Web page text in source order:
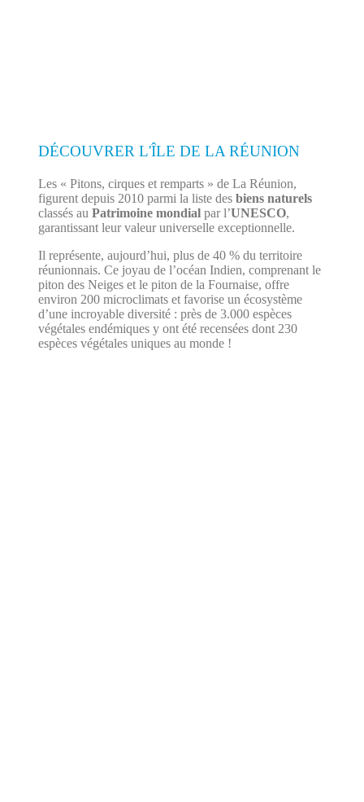
DÉCOUVRER L'ÎLE DE LA RÉUNION
Les « Pitons, cirques et remparts » de La Réunion,
figurent depuis 2010 parmi la liste des biens naturels
classés au Patrimoine mondialpar l’UNESCO,
garantissant leur valeur universelle exceptionnelle.
Il représente, aujourd’hui, plus de 40 % du territoire
réunionnais. Ce joyau de l’océan Indien, comprenant le
piton des Neiges et le piton de la Fournaise, offre
environ 200 microclimats et favorise un écosystème
d’une incroyable diversité : près de 3.000 espèces
végétales endémiques y ont été recensées dont 230
espèces végétales uniques au monde !